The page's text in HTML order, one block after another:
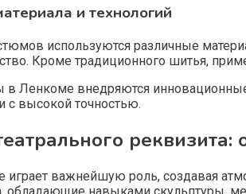
и технологий
используются различные
Кроме традиционного шитья,
в Ленкоме внедряются
с высокой точностью.
играет важнейшую роль, создавая
обладающие навыками скульптуры,